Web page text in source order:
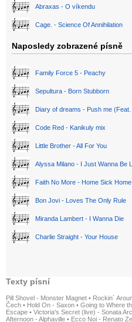
Abraxas - O víkendu
Cage. - Science Of Annihilation
Naposledy zobrazené písně
Family Force 5 - Peachy
Sepultura - Born Stubborn
Diary of dreams - Push me (Feat.
Code Red - Kanikuly mix
Little Brother - All For You
Alyssa Milano - I Just Wanna Be
Faith No More - Home Sick Home
Bon Jovi - Loves The Only Rule
Miranda Lambert - I Wanna Die
Charlie Straight - Your House
Texty písní
Pill Shovel - Monster Magnet • Rockin´
Čech • Hold On - Saxon • Going to Where
Escape • Victoria's Secret (live) - Sonata
Afternoon - Alphaville • Ecco Noi - Renato